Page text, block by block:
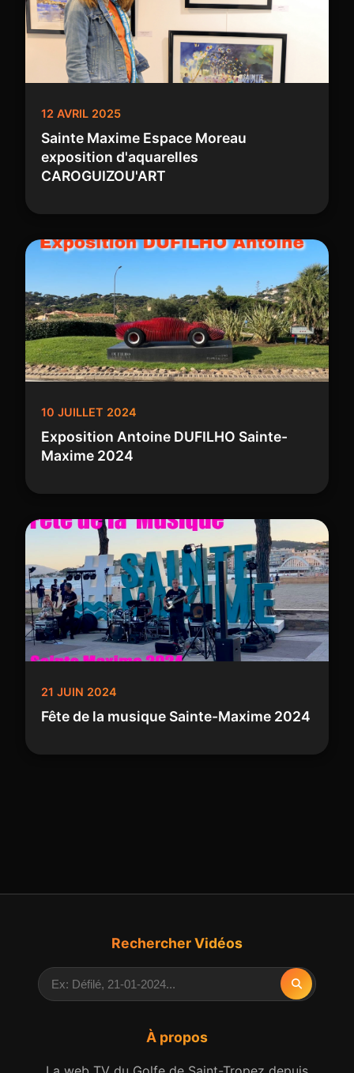
12 AVRIL 2025
Sainte Maxime Espace Moreau
exposition d'aquarelles
CAROGUIZOU'ART
10 JUILLET 2024
Exposition Antoine DUFILHO Sainte-
Maxime 2024
21 JUIN 2024
Fête de la musique Sainte-Maxime 2024
À propos
Rechercher Vidéos